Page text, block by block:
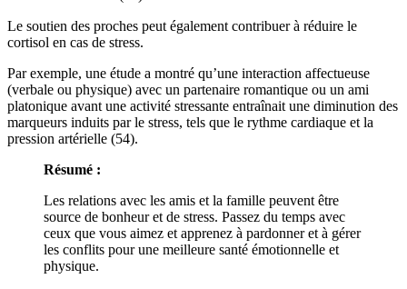
Le soutien des proches peut également contribuer à réduire le
cortisol en cas de stress.
Par exemple, une étude a montré qu’une interaction affectueuse
(verbale ou physique) avec un partenaire romantique ou un ami
platonique avant une activité stressante entraînait une diminution des
marqueurs induits par le stress, tels que le rythme cardiaque et la
pression artérielle (54).
Résumé :
Les relations avec les amis et la famille peuvent être
source de bonheur et de stress. Passez du temps avec
ceux que vous aimez et apprenez à pardonner et à gérer
les conflits pour une meilleure santé émotionnelle et
physique.